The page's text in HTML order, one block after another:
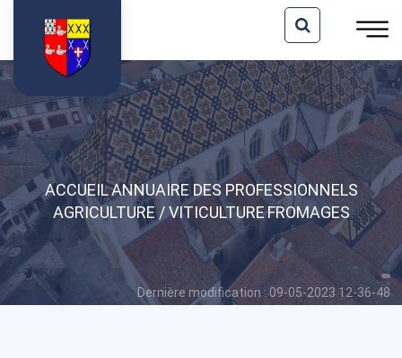
ACCUEILANNUAIRE DES PROFESSIONNELS
AGRICULTURE / VITICULTUREFROMAGES
Dernière modification : 09-05-2023 12-36-48